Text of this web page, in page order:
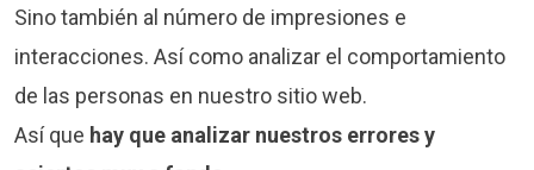
Sino también al número de impresiones e
interacciones. Así como analizar el comportamiento
de las personas en nuestro sitio web.
Así que hay que analizar nuestros errores y